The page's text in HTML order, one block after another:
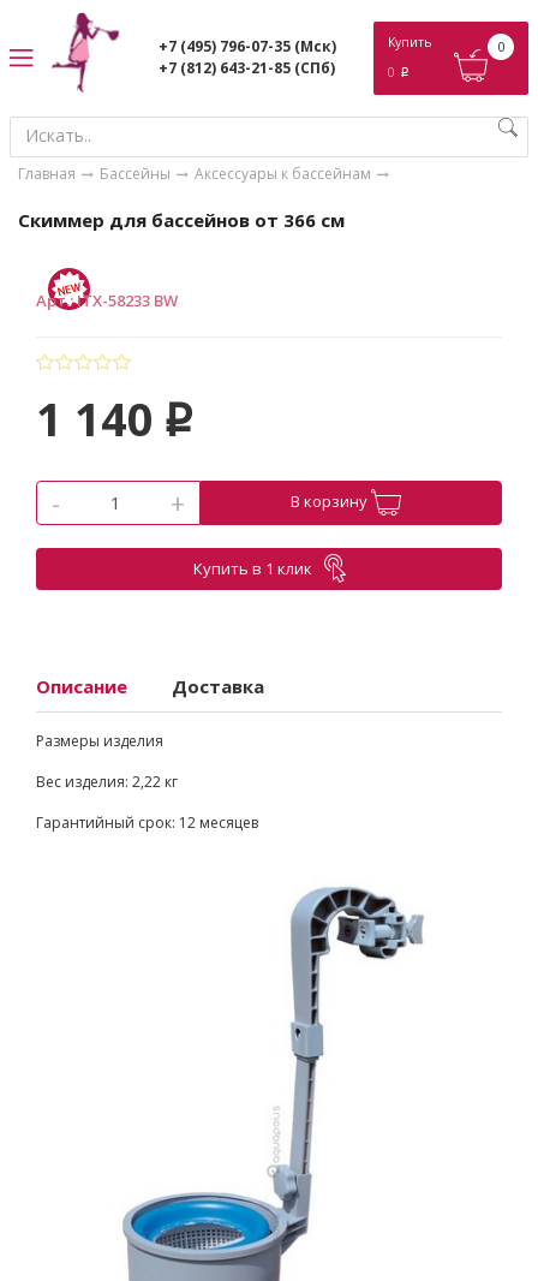
+7 (495) 796-07-35 (Мск)
+7 (812) 643-21-85 (СПб)
Купить
0 p
0
Главная Бассейны Аксессуары к бассейнам
Скиммер для бассейнов от 366 см
Арт.:ITX-58233 BW
1 140 p
- + В корзину
Купить в 1 клик
Описание Доставка
Размеры изделия
Вес изделия: 2,22 кг
Гарантийный срок: 12 месяцев